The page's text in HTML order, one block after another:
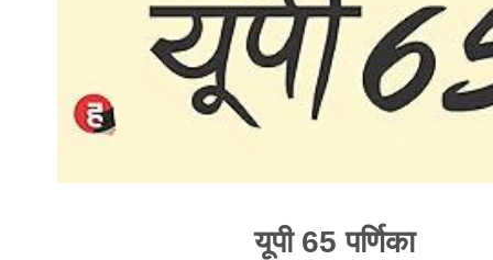
यूपी 65 पर्णिका